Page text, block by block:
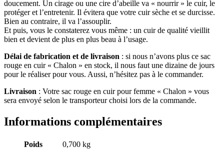
doucement. Un cirage ou une cire d’abeille va « nourrir » le cuir, le
protéger et l’entretenir. Il évitera que votre cuir sèche et se durcisse.
Bien au contraire, il va l’assouplir.
Et puis, vous le constaterez vous même : un cuir de qualité vieillit
bien et devient de plus en plus beau à l’usage.
Délai de fabrication et de livraison : si nous n’avons plus ce sac
rouge en cuir « Chalon » en stock, il nous faut une dizaine de jours
pour le réaliser pour vous. Aussi, n’hésitez pas à le commander.
Livraison : Votre sac rouge en cuir pour femme « Chalon » vous
sera envoyé selon le transporteur choisi lors de la commande.
Informations complémentaires
Poids 0,700 kg